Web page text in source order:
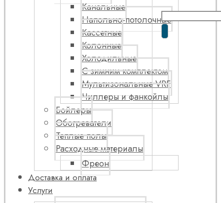
Канальные
Напольно-потолочные
Кассетные
Колонные
Холодильные
С зимним комплектом
Мультизональные VRF
Чиллеры и фанкойлы
Бойлеры
Обогреватели
Теплые полы
Расходные материалы
Фреон
Доставка и оплата
Услуги